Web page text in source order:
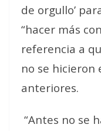
de orgullo’
“hacer más
referencia a
no se hicieron
anteriores.
“Antes no se